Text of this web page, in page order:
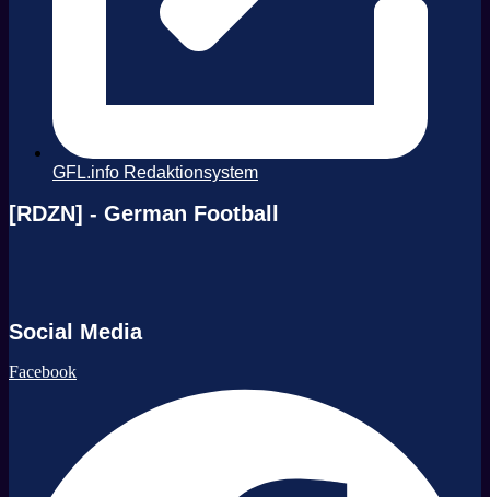
GFL.info Redaktionsystem
[RDZN] - German Football
Social Media
Facebook